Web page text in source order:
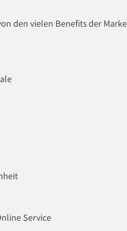
den vielen Benefits der Marke
Service